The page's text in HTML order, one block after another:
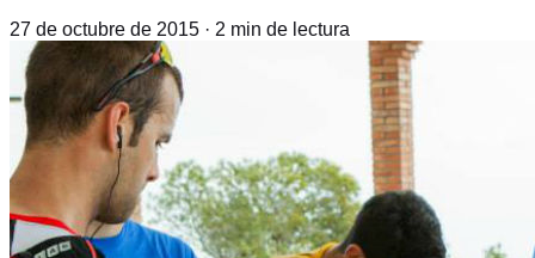
27 de octubre de 2015 · 2 min de lectura